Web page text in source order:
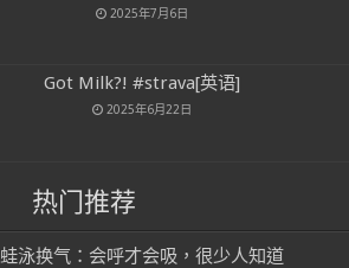
2025年7月6日
Got Milk?! #strava[英语]
2025年6月22日
热门推荐
蛙泳换气：会呼才会吸，很少人知道